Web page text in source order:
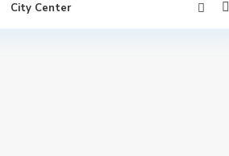
City Center